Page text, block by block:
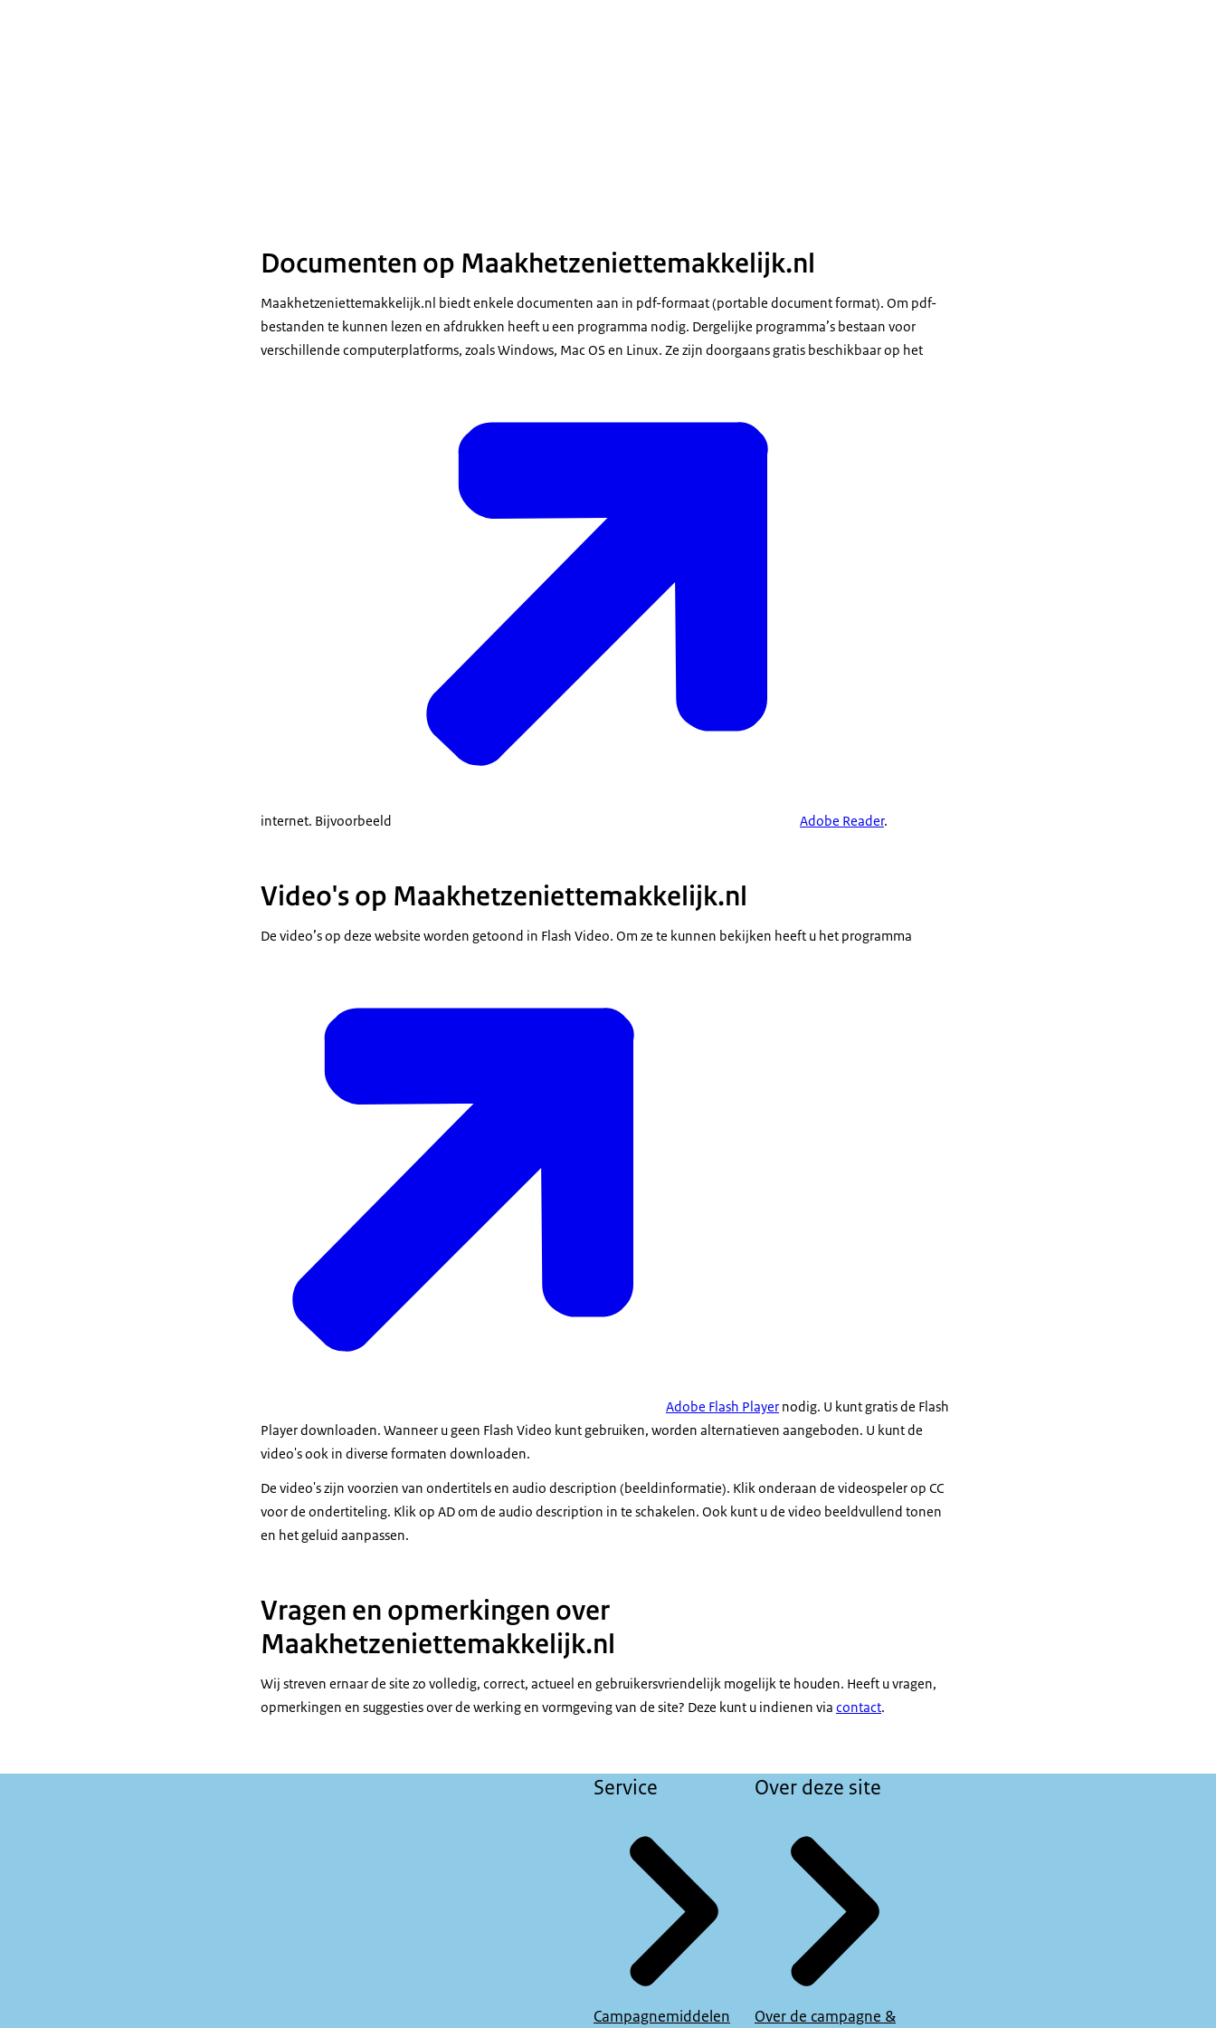
Documenten op Maakhetzeniettemakkelijk.nl
Maakhetzeniettemakkelijk.nl biedt enkele documenten aan in pdf-formaat (portable document format). Om pdf-
bestanden te kunnen lezen en afdrukken heeft u een programma nodig. Dergelijke programma’s bestaan voor
verschillende computerplatforms, zoals Windows, Mac OS en Linux. Ze zijn doorgaans gratis beschikbaar op het
internet. Bijvoorbeeld Adobe Reader.
Video's op Maakhetzeniettemakkelijk.nl
De video’s op deze website worden getoond in Flash Video. Om ze te kunnen bekijken heeft u het programma
Adobe Flash Player nodig. U kunt gratis de Flash
Player downloaden. Wanneer u geen Flash Video kunt gebruiken, worden alternatieven aangeboden. U kunt de
video's ook in diverse formaten downloaden.
De video's zijn voorzien van ondertitels en audio description (beeldinformatie). Klik onderaan de videospeler op CC
voor de ondertiteling. Klik op AD om de audio description in te schakelen. Ook kunt u de video beeldvullend tonen
en het geluid aanpassen.
Vragen en opmerkingen over
Maakhetzeniettemakkelijk.nl
Wij streven ernaar de site zo volledig, correct, actueel en gebruikersvriendelijk mogelijk te houden. Heeft u vragen,
opmerkingen en suggesties over de werking en vormgeving van de site? Deze kunt u indienen via contact.
Service
Campagnemiddelen
Over deze site
Over de campagne &